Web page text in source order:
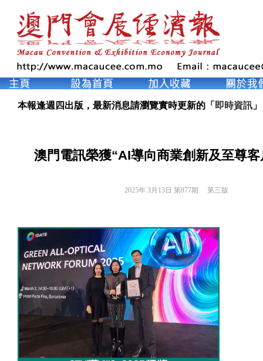
本報逢週四出版，最新消息請瀏覽實時更新的「 即時資訊 」
澳門電訊榮獲“AI導向商業創新及至尊
2025年 3月13日 第877期 第三版